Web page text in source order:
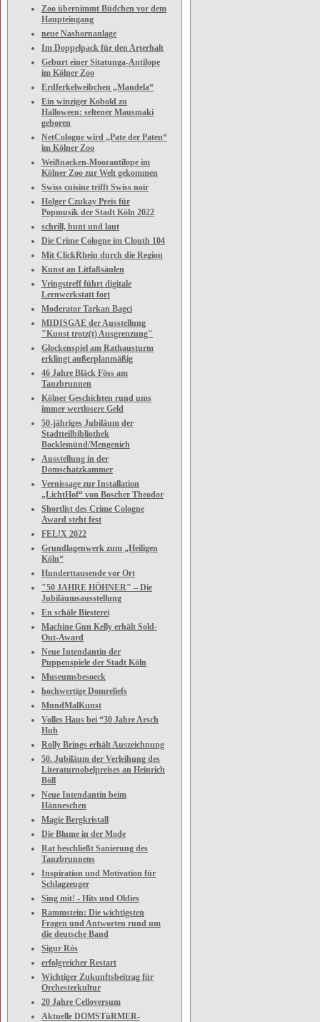
Zoo übernimmt Büdchen vor dem
Haupteingang
neue Nashornanlage
Im Doppelpack für den Arterhalt
Geburt einer Sitatunga-Antilope
im Kölner Zoo
Erdferkelweibchen „Mandela“
Ein winziger Kobold zu
Halloween: seltener Mausmaki
geboren
NetCologne wird „Pate der Paten“
im Kölner Zoo
Weißnacken-Moorantilope im
Kölner Zoo zur Welt gekommen
Swiss cuisine trifft Swiss noir
Holger Czukay Preis für
Popmusik der Stadt Köln 2022
schrill, bunt und laut
Die Crime Cologne im Clouth 104
Mit ClickRhein durch die Region
Kunst an Litfaßsäulen
Vringstreff führt digitale
Lernwerkstatt fort
Moderator Tarkan Bagci
MIDISGAE der Ausstellung
"Kunst trotz(t) Ausgrenzung"
Glockenspiel am Rathausturm
erklingt außerplanmäßig
46 Jahre Bläck Föss am
Tanzbrunnen
Kölner Geschichten rund ums
immer wertlosere Geld
50-jähriges Jubiläum der
Stadtteilbibliothek
Bocklemünd/Mengenich
Ausstellung in der
Domschatzkammer
Vernissage zur Installation
„LichtHof“ von Boscher Theodor
Shortlist des Crime Cologne
Award steht fest
FEL!X 2022
Grundlagenwerk zum „Heiligen
Köln“
Hunderttausende vor Ort
"50 JAHRE HÖHNER" – Die
Jubiläumsausstellung
En schäle Biesterei
Machine Gun Kelly erhält Sold-
Out-Award
Neue Intendantin der
Puppenspiele der Stadt Köln
Museumsbesoeck
hochwertige Domreliefs
MundMalKunst
Volles Haus bei “30 Jahre Arsch
Huh
Rolly Brings erhält Auszeichnung
50. Jubiläum der Verleihung des
Literaturnobelpreises an Heinrich
Böll
Neue Intendantin beim
Hänneschen
Magie Bergkristall
Die Blume in der Mode
Rat beschließt Sanierung des
Tanzbrunnens
Inspiration und Motivation für
Schlagzeuger
Sing mit! - Hits und Oldies
Rammstein: Die wichtigsten
Fragen und Antworten rund um
die deutsche Band
Sigur Rós
erfolgreicher Restart
Wichtiger Zukunftsbeitrag für
Orchesterkultur
20 Jahre Celloversum
Aktuelle DOMSTüRMER-